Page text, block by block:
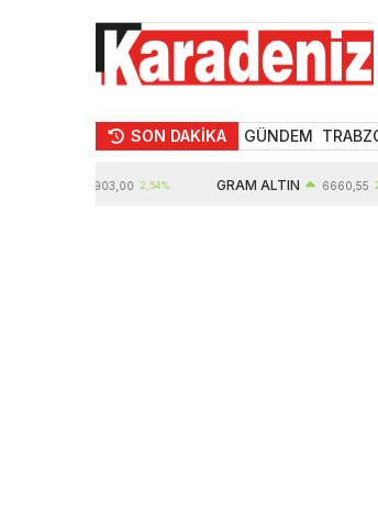
SON DAKİKA GÜNDEM
2,54% GRAM ALTIN 6660,55 2,59%